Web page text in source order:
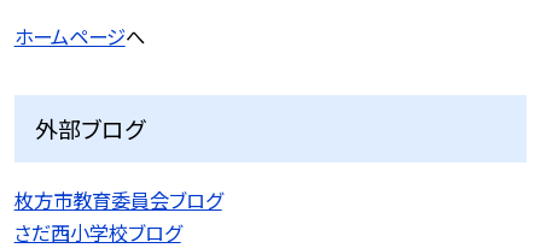
ホームページへ
外部ブログ
枚方市教育委員会ブログ
さだ西小学校ブログ